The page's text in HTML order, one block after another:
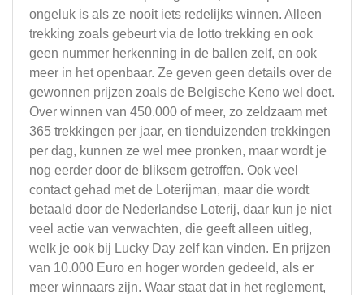
ongeluk is als ze nooit iets redelijks winnen. Alleen
trekking zoals gebeurt via de lotto trekking en ook
geen nummer herkenning in de ballen zelf, en ook
meer in het openbaar. Ze geven geen details over de
gewonnen prijzen zoals de Belgische Keno wel doet.
Over winnen van 450.000 of meer, zo zeldzaam met
365 trekkingen per jaar, en tienduizenden trekkingen
per dag, kunnen ze wel mee pronken, maar wordt je
nog eerder door de bliksem getroffen. Ook veel
contact gehad met de Loterijman, maar die wordt
betaald door de Nederlandse Loterij, daar kun je niet
veel actie van verwachten, die geeft alleen uitleg,
welk je ook bij Lucky Day zelf kan vinden. En prijzen
van 10.000 Euro en hoger worden gedeeld, als er
meer winnaars zijn. Waar staat dat in het reglement,